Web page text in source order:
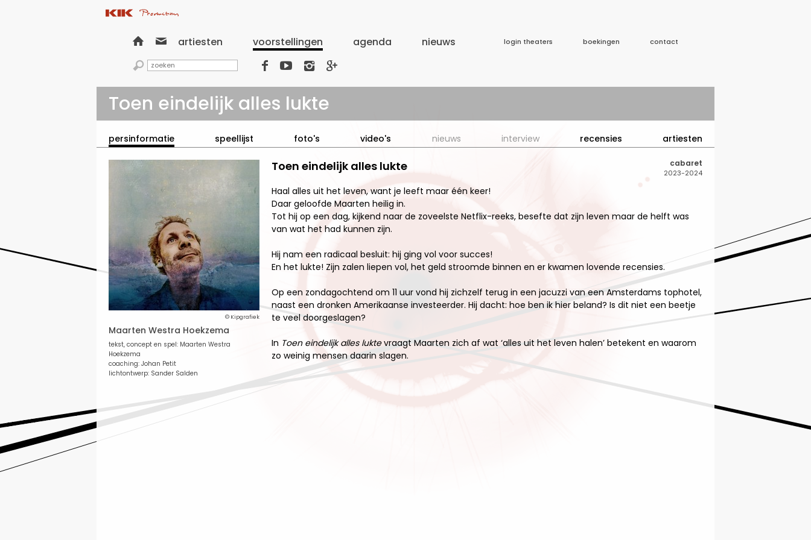
  artiesten voorstellingen agenda nieuws login theaters boekingen contact
    
Toen eindelijk alles lukte
persinformatie speellijst foto's video's nieuws interview recensies artiesten
© Kipgrafiek
Maarten Westra Hoekzema
tekst, concept en spel: Maarten Westra
Hoekzema
coaching: Johan Petit
lichtontwerp: Sander Salden
cabaret
2023-2024
Toen eindelijk alles lukte
Haal alles uit het leven, want je leeft maar één keer!
Daar geloofde Maarten heilig in.
Tot hij op een dag, kijkend naar de zoveelste Netflix-reeks, besefte dat zijn leven maar de helft was
van wat het had kunnen zijn.
Hij nam een radicaal besluit: hij ging vol voor succes!
En het lukte! Zijn zalen liepen vol, het geld stroomde binnen en er kwamen lovende recensies.
Op een zondagochtend om 11 uur vond hij zichzelf terug in een jacuzzi van een Amsterdams tophotel,
naast een dronken Amerikaanse investeerder. Hij dacht: hoe ben ik hier beland? Is dit niet een beetje
te veel doorgeslagen?
In Toen eindelijk alles luktevraagt Maarten zich af wat ‘alles uit het leven halen’ betekent en waarom
zo weinig mensen daarin slagen.